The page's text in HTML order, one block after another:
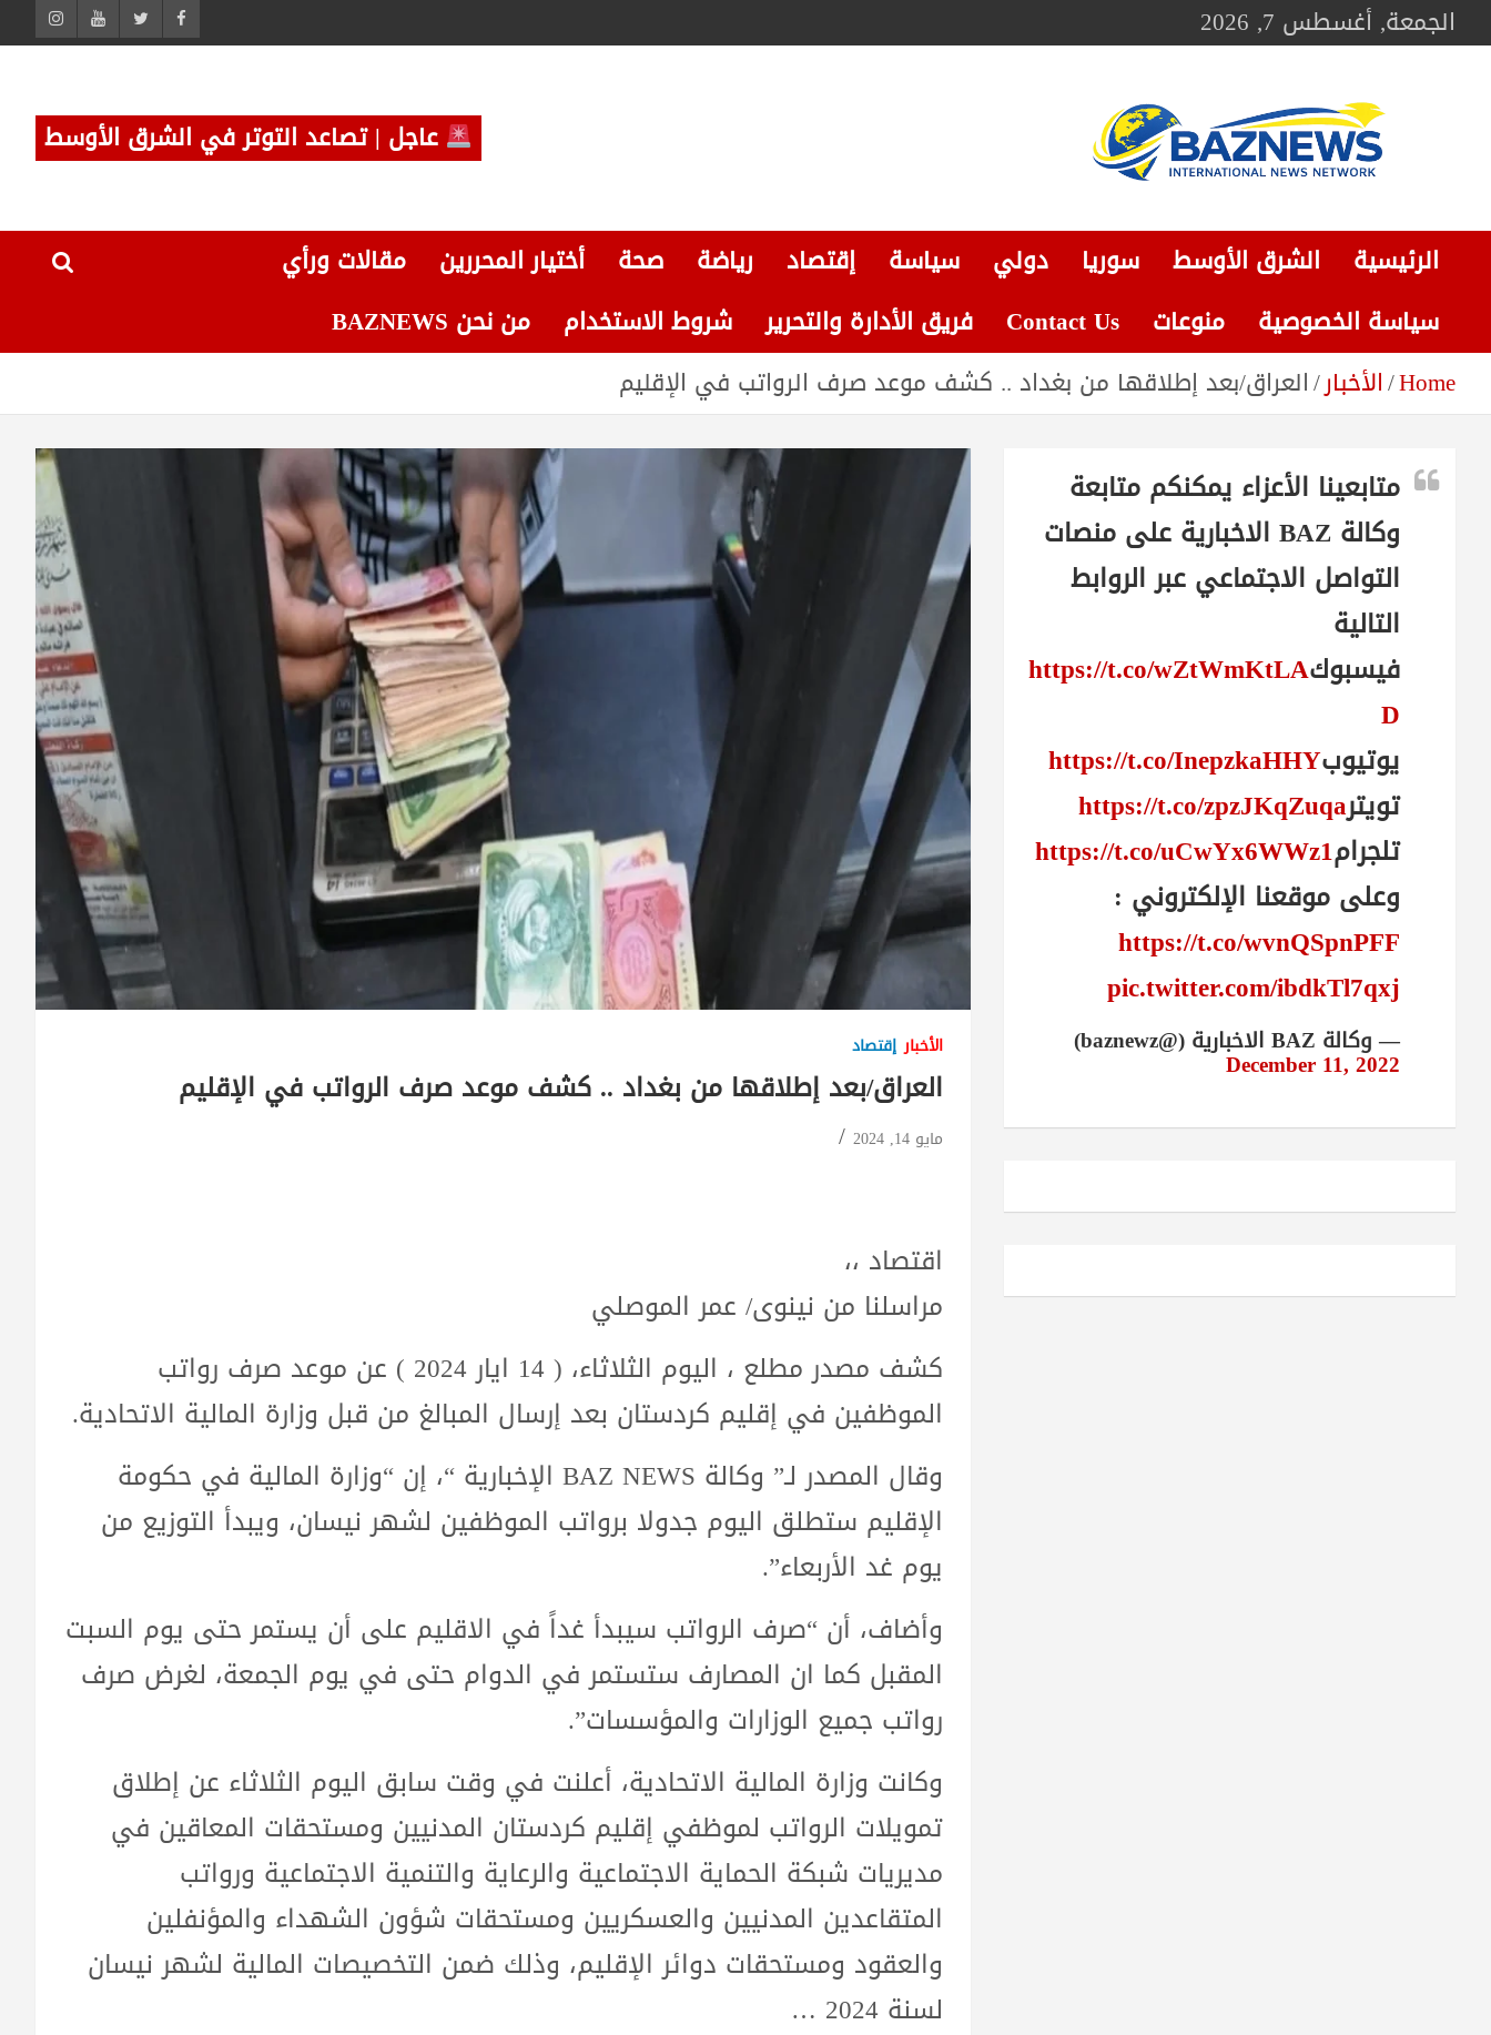
Skip
to الجمعة, أغسطس 7, 2026
شبكة باز الإخبارية
عاجل | تصاعد التوتر في الشرق الأوسط
الرئيسية الشرق الأوسط سوريا دولي سياسة إقتصاد رياضة صحة أختيار المحررين
مقالات ورأي
سياسة الخصوصية
منوعات Contact Us فريق الأدارة والتحرير شروط الاستخدام
من نحن BAZNEWS
Home الأخبار العراق/بعد إطلاقها من بغداد .. كشف موعد صرف الرواتب في الإقليم
الأخبار إقتصاد
العراق/بعد إطلاقها من بغداد .. كشف موعد صرف الرواتب في الإقليم
مايو 14, 2024
اقتصاد ،،
مراسلنا من نينوى/ عمر الموصلي
كشف مصدر مطلع ، اليوم الثلاثاء، ( 14 ايار 2024 ) عن موعد صرف رواتب
الموظفين في إقليم كردستان بعد إرسال المبالغ من قبل وزارة المالية الاتحادية.
وقال المصدر لـ” وكالة BAZ NEWS الإخبارية “، إن “وزارة المالية في حكومة
الإقليم ستطلق اليوم جدولا برواتب الموظفين لشهر نيسان، ويبدأ التوزيع من
يوم غد الأربعاء”.
وأضاف، أن “صرف الرواتب سيبدأ غداً في الاقليم على أن يستمر حتى يوم السبت
المقبل كما ان المصارف ستستمر في الدوام حتى في يوم الجمعة، لغرض صرف
رواتب جميع الوزارات والمؤسسات”.
وكانت وزارة المالية الاتحادية، أعلنت في وقت سابق اليوم الثلاثاء عن إطلاق
تمويلات الرواتب لموظفي إقليم كردستان المدنيين ومستحقات المعاقين في
مديريات شبكة الحماية الاجتماعية والرعاية والتنمية الاجتماعية ورواتب
المتقاعدين المدنيين والعسكريين ومستحقات شؤون الشهداء والمؤنفلين
والعقود ومستحقات دوائر الإقليم، وذلك ضمن التخصيصات المالية لشهر نيسان
لسنة 2024 …
متابعينا الأعزاء يمكنكم متابعة
وكالة BAZ الاخبارية على منصات
التواصل الاجتماعي عبر الروابط
التالية
فيسبوكhttps://t.co/wZtWmKtLA
D
يوتيوبhttps://t.co/InepzkaHHY
تويترhttps://t.co/zpzJKqZuqa
تلجرامhttps://t.co/uCwYx6WWz1
وعلى موقعنا الإلكتروني :
https://t.co/wvnQSpnPFF
pic.twitter.com/ibdkTl7qxj
— وكالة BAZ الاخبارية (@baznewz)
December 11, 2022